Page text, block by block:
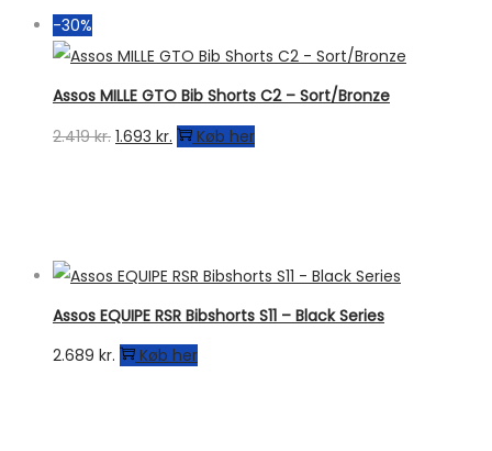
-30%
Assos MILLE GTO Bib Shorts C2 – Sort/Bronze
2.419kr. Den
1.693 kr. DenKøb her
Assos EQUIPE RSR Bibshorts S11 – Black Series
2.689 kr. Køb her